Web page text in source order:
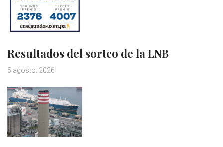
Resultados del sorteo de la LNB
5 agosto, 2026